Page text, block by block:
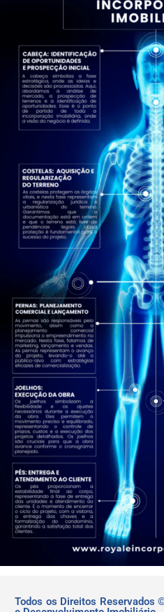
Todos os Direitos Reservados